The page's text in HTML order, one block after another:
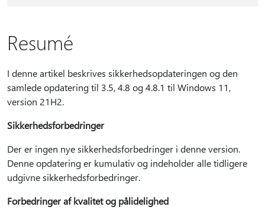
Resumé
I denne artikel beskrives sikkerhedsopdateringen og den
samlede opdatering til 3.5, 4.8 og 4.8.1 til Windows 11,
version 21H2.
Sikkerhedsforbedringer
Der er ingen nye sikkerhedsforbedringer i denne version.
Denne opdatering er kumulativ og indeholder alle tidligere
udgivne sikkerhedsforbedringer.
Forbedringer af kvalitet og pålidelighed